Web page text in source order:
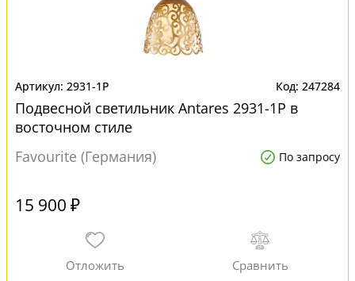
2931-1P 247284
Подвесной светильник Antares 2931-1P в
восточном стиле
Favourite (Германия)
По запросу
15 900 ₽